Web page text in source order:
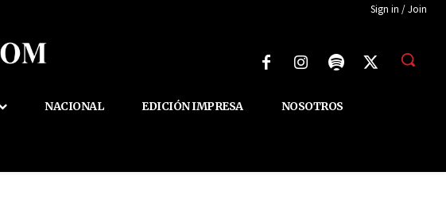
Sign in / Join
NACIONAL EDICIÓN IMPRESA NOSOTROS